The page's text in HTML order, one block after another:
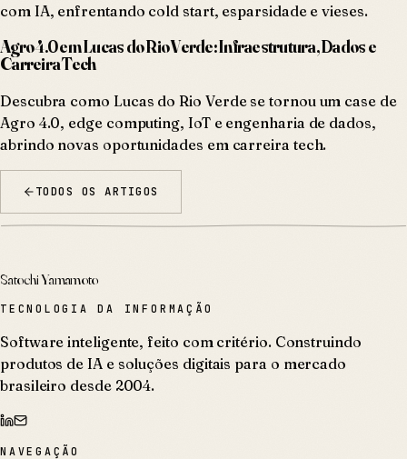
com IA, enfrentando cold start, esparsidade e vieses.
Agro 4.0 em Lucas do Rio Verde: Infraestrutura, Dados e
Carreira Tech
Descubra como Lucas do Rio Verde se tornou um case de
Agro 4.0, edge computing, IoT e engenharia de dados,
abrindo novas oportunidades em carreira tech.
TODOS OS ARTIGOS
Satochi Yamamoto
TECNOLOGIA DA INFORMAÇÃO
Software inteligente, feito com critério. Construindo
produtos de IA e soluções digitais para o mercado
brasileiro desde 2004.
NAVEGAÇÃO